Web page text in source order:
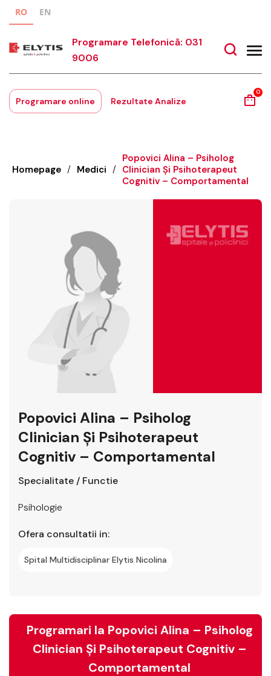
RO EN
Programare Telefonică: 031
9006
Programare online Rezultate Analize
0
Homepage / Medici /
Popovici Alina – Psiholog
Clinician Şi Psihoterapeut
Cognitiv – Comportamental
Popovici Alina – Psiholog
Clinician Şi Psihoterapeut
Cognitiv – Comportamental
Specialitate / Functie
Psihologie
Ofera consultatii in:
Spital Multidisciplinar Elytis Nicolina
Programari la Popovici Alina – Psiholog
Clinician Şi Psihoterapeut Cognitiv –
Comportamental